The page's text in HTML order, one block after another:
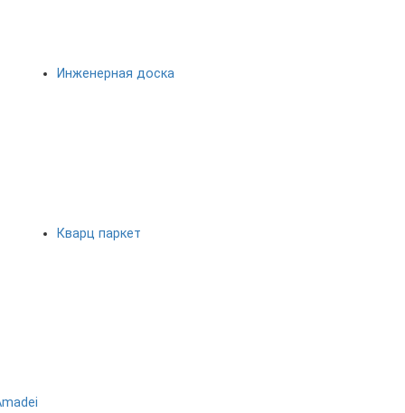
Инженерная доска
Кварц паркет